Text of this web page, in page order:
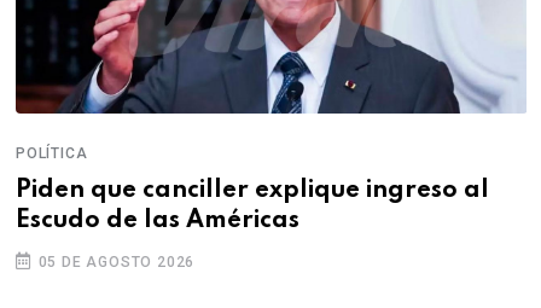
POLÍTICA
Piden que canciller explique ingreso al
Escudo de las Américas
05 DE AGOSTO 2026